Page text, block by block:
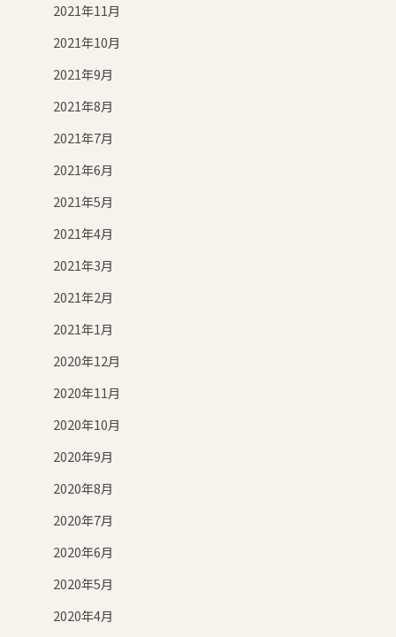
2021年11月
2021年10月
2021年9月
2021年8月
2021年7月
2021年6月
2021年5月
2021年4月
2021年3月
2021年2月
2021年1月
2020年12月
2020年11月
2020年10月
2020年9月
2020年8月
2020年7月
2020年6月
2020年5月
2020年4月